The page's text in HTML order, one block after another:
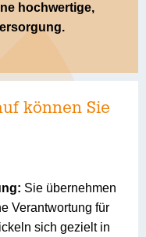
hochwertige,
können Sie
Sie übernehmen
Verantwortung für
sich gezielt in